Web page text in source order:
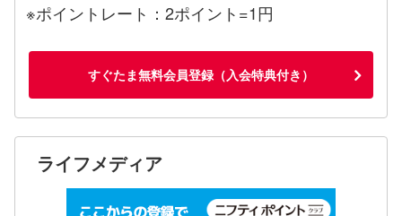
※ポイントレート：2ポイント=1円
すぐたま無料会員登録（入会特典付き）
ライフメディア